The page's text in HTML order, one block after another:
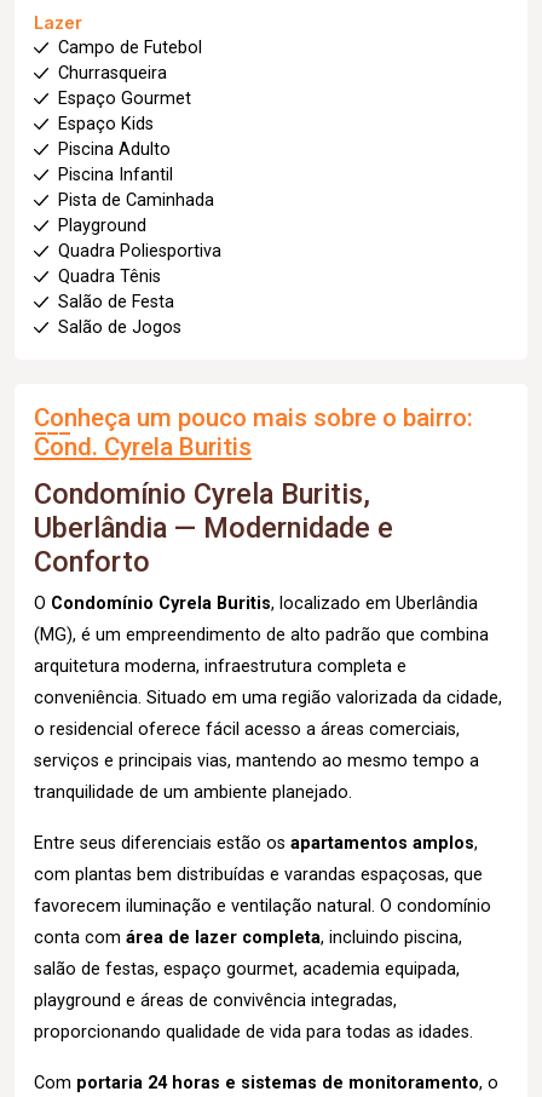
Lazer
Campo de Futebol
Churrasqueira
Espaço Gourmet
Espaço Kids
Piscina Adulto
Piscina Infantil
Pista de Caminhada
Playground
Quadra Poliesportiva
Quadra Tênis
Salão de Festa
Salão de Jogos
Conheça um pouco mais sobre o bairro:
Cond. Cyrela Buritis
Condomínio Cyrela Buritis,
Uberlândia — Modernidade e
Conforto
O Condomínio Cyrela Buritis, localizado em Uberlândia
(MG), é um empreendimento de alto padrão que combina
arquitetura moderna, infraestrutura completa e
conveniência. Situado em uma região valorizada da cidade,
o residencial oferece fácil acesso a áreas comerciais,
serviços e principais vias, mantendo ao mesmo tempo a
tranquilidade de um ambiente planejado.
Entre seus diferenciais estão os apartamentos amplos,
com plantas bem distribuídas e varandas espaçosas, que
favorecem iluminação e ventilação natural. O condomínio
conta com área de lazer completa, incluindo piscina,
salão de festas, espaço gourmet, academia equipada,
playground e áreas de convivência integradas,
proporcionando qualidade de vida para todas as idades.
Com portaria 24 horas e sistemas de monitoramento, o